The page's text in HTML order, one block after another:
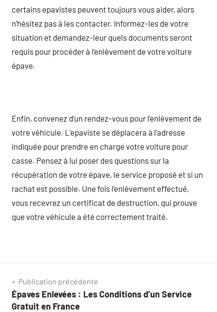
certains epavistes peuvent toujours vous aider, alors
n’hésitez pas à les contacter. Informez-les de votre
situation et demandez-leur quels documents seront
requis pour procéder à l’enlèvement de votre voiture
épave.
Enfin, convenez d’un rendez-vous pour l’enlèvement de
votre véhicule. L’epaviste se déplacera à l’adresse
indiquée pour prendre en charge votre voiture pour
casse. Pensez à lui poser des questions sur la
récupération de votre épave, le service proposé et si un
rachat est possible. Une fois l’enlèvement effectué,
vous recevrez un certificat de destruction, qui prouve
que votre véhicule a été correctement traité.
Navigation
de
Publication précédente
Épaves Enlevées : Les Conditions d’un Service
Gratuit en France